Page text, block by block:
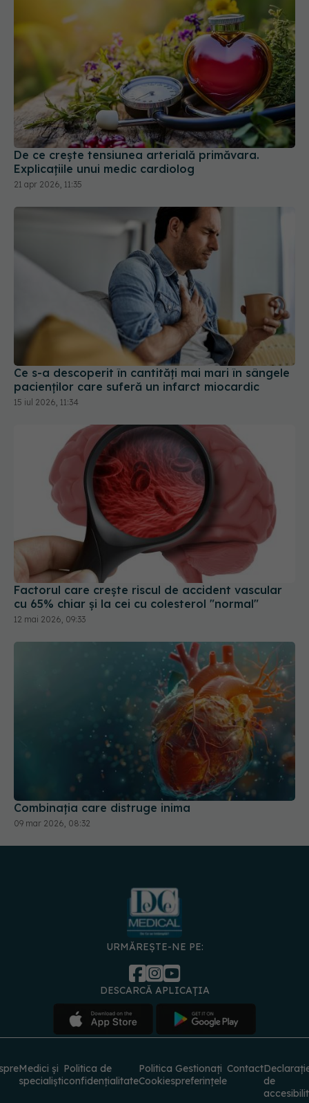
De ce crește tensiunea arterială primăvara.
Explicațiile unui medic cardiolog
21 apr 2026, 11:35
Ce s-a descoperit în cantități mai mari în sângele
pacienților care suferă un infarct miocardic
Factorul care crește riscul de accident vascular
cu 65% chiar și la cei cu colesterol "normal"
12 mai 2026, 09:33
Combinația care distruge inima
URMĂREȘTE-NE PE:
DESCARCĂ APLICAȚIA
Politica de
confidențialitate
Cookies
Gestionați
preferințele
© 2026 PRESS MEDIA ELECTRONIC S.R.L. Toate drepturile rezervate